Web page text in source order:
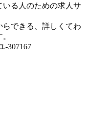
る人のための求人サ
らできる、詳しくてわ
-307167